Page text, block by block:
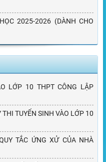
2025-2026 (DÀNH CHO
LỚP 10 THPT CÔNG LẬP
TUYỂN SINH VÀO LỚP 10
TẮC ỨNG XỬ CỦA NHÀ